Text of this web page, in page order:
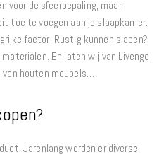
voor de sfeerbepaling, maar
toe te voegen aan je slaapkamer.
factor. Rustig kunnen slapen?
En laten wij van Livengo
houten meubels…
Jarenlang worden er diverse